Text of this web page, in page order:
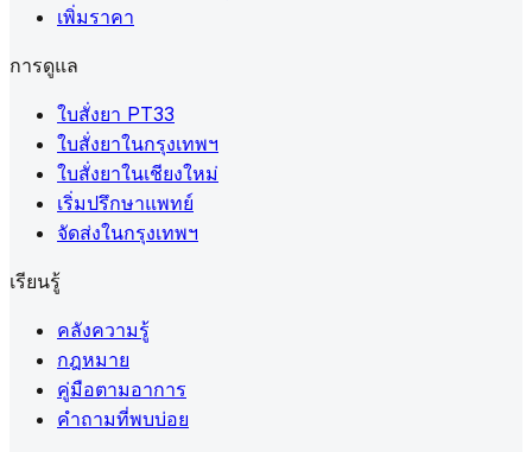
เพิ่มราคา
การดูแล
ใบสั่งยา PT33
ใบสั่งยาในกรุงเทพฯ
ใบสั่งยาในเชียงใหม่
เริ่มปรึกษาแพทย์
จัดส่งในกรุงเทพฯ
เรียนรู้
คลังความรู้
กฎหมาย
คู่มือตามอาการ
คำถามที่พบบ่อย